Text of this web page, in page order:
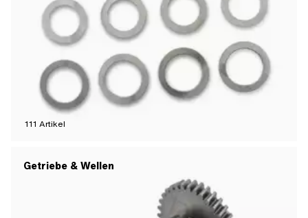
111 Artikel
Getriebe & Wellen